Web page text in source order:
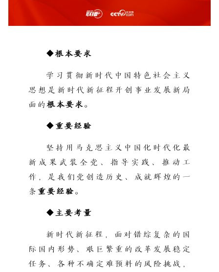
◆根本要求
学习贯彻新时代中国特色社会主义
思想是新时代新征程开创事业发展新局
面的 根本要求。
◆重要经验
坚持用马克思主义中国化时代化最
新成果武装全党、指导实践、推动工
作，是我们党创造历史、成就辉煌的一
条 重要经验。
◆主要考量
新时代新征程，面对错综复杂的国
际国内形势、艰巨繁重的改革发展稳定
任务、各种不确定难预料的风险挑战，